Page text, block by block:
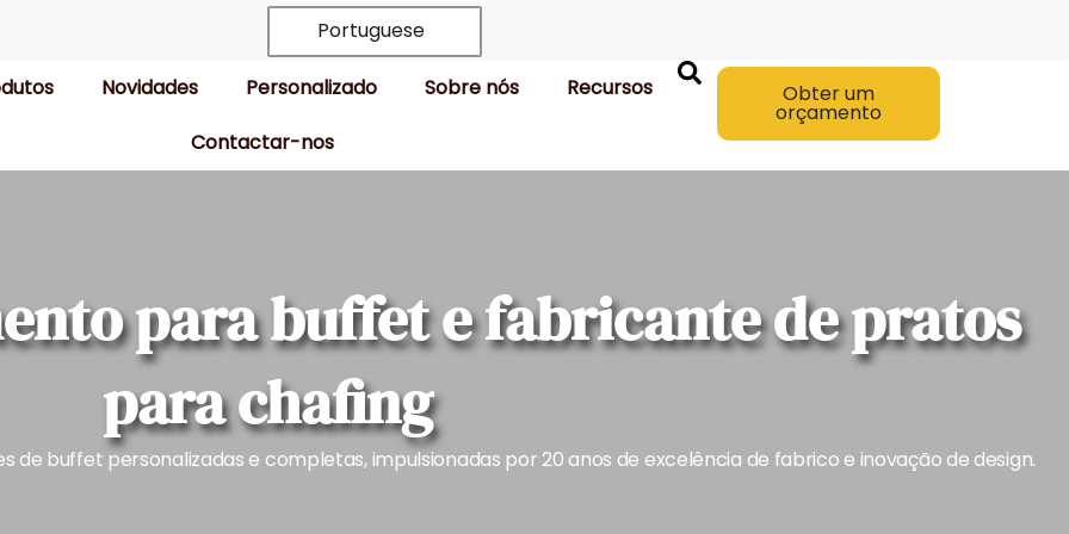
Portuguese
Novidades Personalizado Sobre nós
Recursos
Contactar-nos
Obter um
orçamento
para buffet e fabricante de pratos
para chafing
buffet personalizadas e completas, impulsionadas por 20 anos de excelência de fabrico e inovação de design.